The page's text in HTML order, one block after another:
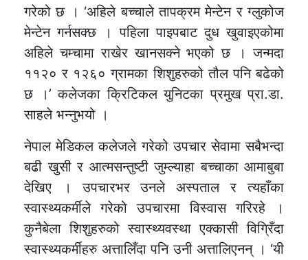
गरेको छ । ‘अहिले बच्चाले तापक्रम मेन्टेन र ग्लुकोज
मेन्टेन गर्नसक्छ । पहिला पाइपबाट दुध खुवाइएकोमा
अहिले चम्चामा राखेर खानसक्ने भएको छ । जन्मदा
११२० र १२६० ग्रामका शिशुहरुको तौल पनि बढेको
छ ।’ कलेजका क्रिटिकल युनिटका प्रमुख प्रा.डा.
साहले भन्नुभयो ।
नेपाल मेडिकल कलेजले गरेको उपचार सेवामा सबैभन्दा
बढी खुसी र आत्मसन्तुष्टी जुम्ल्याहा बच्चाका आमाबुबा
देखिए । उपचारभर उनले अस्पताल र त्यहाँका
स्वास्थ्यकर्मीले गरेको उपचारमा विस्वास गरिरहे ।
कुनैबेला शिशुहरुको स्वास्थ्यवस्था एक्कासी विग्रिँदा
स्वास्थ्यकर्मीहरु अत्तालिँदा पनि उनी अत्तालिएनन् । ‘यी